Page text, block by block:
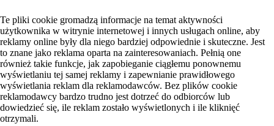
Te pliki cookie gromadzą informacje na temat aktywności
użytkownika w witrynie internetowej i innych usługach online, aby
reklamy online były dla niego bardziej odpowiednie i skuteczne. Jest
to znane jako reklama oparta na zainteresowaniach. Pełnią one
również takie funkcje, jak zapobieganie ciągłemu ponownemu
wyświetlaniu tej samej reklamy i zapewnianie prawidłowego
wyświetlania reklam dla reklamodawców. Bez plików cookie
reklamodawcy bardzo trudno jest dotrzeć do odbiorców lub
dowiedzieć się, ile reklam zostało wyświetlonych i ile kliknięć
otrzymali.